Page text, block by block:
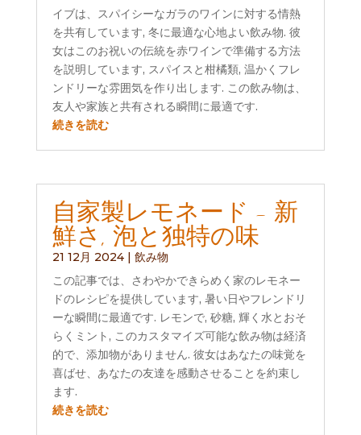
イブは、スパイシーなガラのワインに対する情熱
を共有しています, 冬に最適な心地よい飲み物. 彼
女はこのお祝いの伝統を赤ワインで準備する方法
を説明しています, スパイスと柑橘類, 温かくフレ
ンドリーな雰囲気を作り出します. この飲み物は、
友人や家族と共有される瞬間に最適です.
続きを読む
自家製レモネード - 新
鮮さ, 泡と独特の味
21 12月 2024| 飲み物
この記事では、さわやかできらめく家のレモネー
ドのレシピを提供しています, 暑い日やフレンドリ
ーな瞬間に最適です. レモンで, 砂糖, 輝く水とおそ
らくミント, このカスタマイズ可能な飲み物は経済
的で、添加物がありません. 彼女はあなたの味覚を
喜ばせ、あなたの友達を感動させることを約束し
ます.
続きを読む